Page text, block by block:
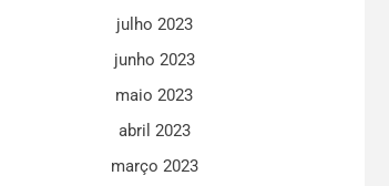
julho 2023
junho 2023
maio 2023
abril 2023
março 2023